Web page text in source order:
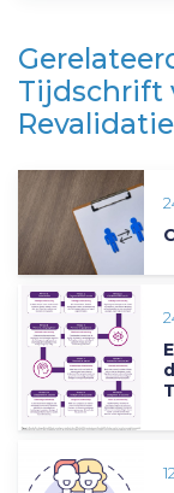
Tijdschrift